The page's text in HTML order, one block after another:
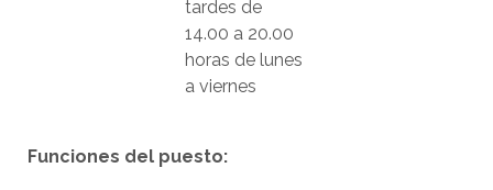
tardes de
14.00 a 20.00
horas de lunes
a viernes
Funciones del puesto: